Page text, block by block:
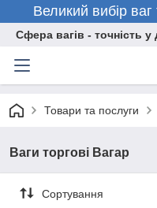
Великий вибір
Сфера вагів - точність у
Товари та послуги
Ваги торгові Вагар
Сортування